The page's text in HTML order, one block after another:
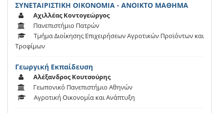
ΣΥΝΕΤΑΙΡΙΣΤΙΚΗ ΟΙΚΟΝΟΜΙΑ - ΑΝΟΙΚΤΟ ΜΑΘΗΜΑ
Αχιλλέας Κοντογεώργος
Πανεπιστήμιο Πατρών
Τμήμα Διοίκησης Επιχειρήσεων Αγροτικών Προϊόντων και
Τροφίμων
Γεωργική Εκπαίδευση
Αλέξανδρος Κουτσούρης
Γεωπονικό Πανεπιστήμιο Αθηνών
Αγροτική Οικονομία και Ανάπτυξη